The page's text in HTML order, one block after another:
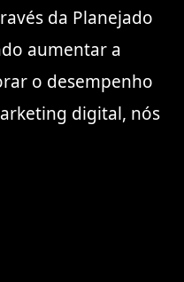
da Planejado
aumentar a
o desempenho
digital, nós